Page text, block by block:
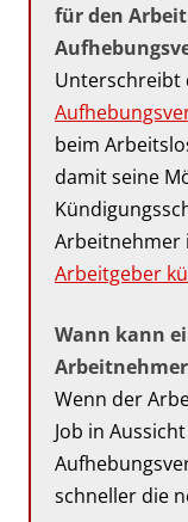
für den
Unterschreibt
beim
damit seine
Arbeitnehmer
Arbeitgeber
Wann kann
Wenn der
Job in
schneller die